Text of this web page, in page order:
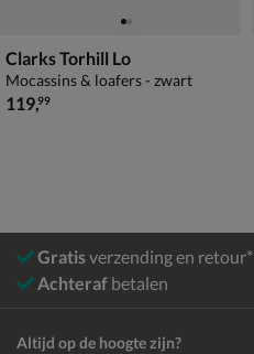
Clarks Torhill Lo
Mocassins & loafers - zwart
€ 119,99
119,99
Gratisverzending en retour*
Achteraf betalen
Altijd op de hoogte zijn?